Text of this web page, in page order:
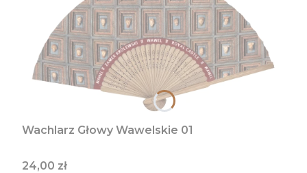
Wachlarz Głowy Wawelskie 01
Cena
24,00 zł